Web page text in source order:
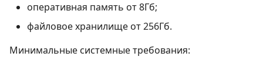
оперативная память от 8Гб;
файловое хранилище от 256Гб.
Минимальные системные требования: